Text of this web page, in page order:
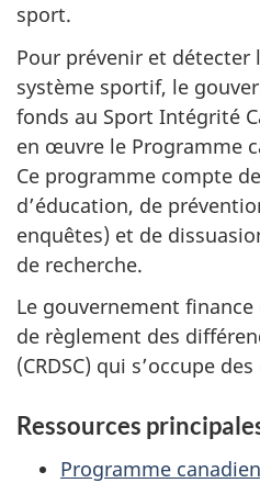
sport.
Pour prévenir et détecter
système sportif, le
fonds au Sport Intégrité
en œuvre le Programme
Ce programme compte
d’éducation, de
enquêtes) et de
de recherche.
Le gouvernement
de règlement des
(CRDSC) qui s’occupe
Ressources
Programme